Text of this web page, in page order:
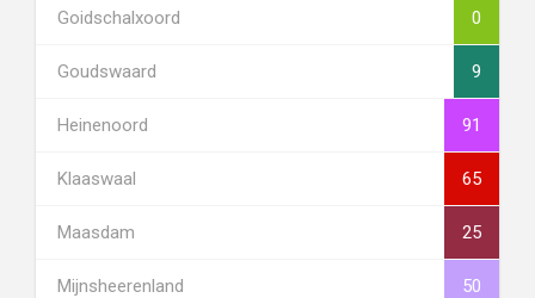
Goidschalxoord 0
Goudswaard 9
Heinenoord 91
Klaaswaal 65
Maasdam 25
Mijnsheerenland 50